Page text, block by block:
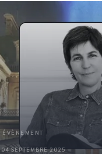
ÉVÈNEMENT
04 SEPTEMBRE 2025